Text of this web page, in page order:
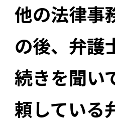
他の法律事
の後、弁護
続きを聞い
頼している